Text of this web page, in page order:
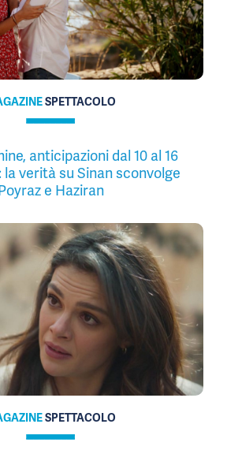
SPETTACOLO
anticipazioni dal 10 al 16
la verità su Sinan sconvolge
e Haziran
SPETTACOLO